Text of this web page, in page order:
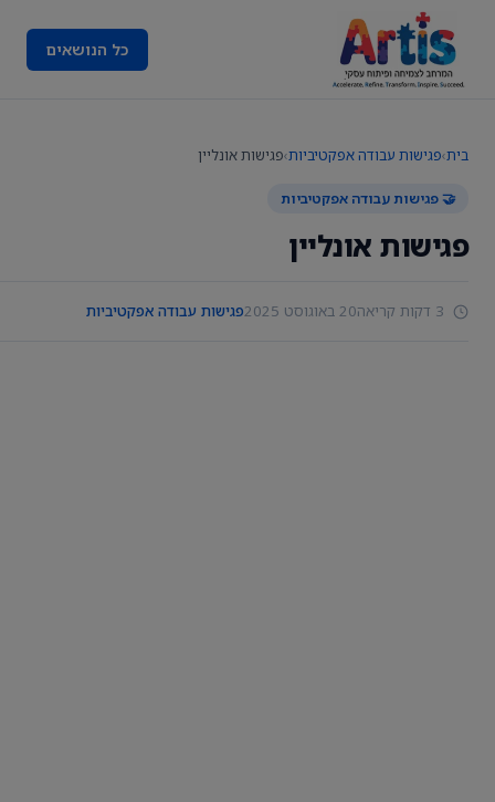
כל הנושאים
בית›פגישות עבודה אפקטיביות›פגישות אונליין
🤝 פגישות עבודה אפקטיביות
פגישות אונליין
20 באוגוסט 2025 פגישות עבודה אפקטיביות